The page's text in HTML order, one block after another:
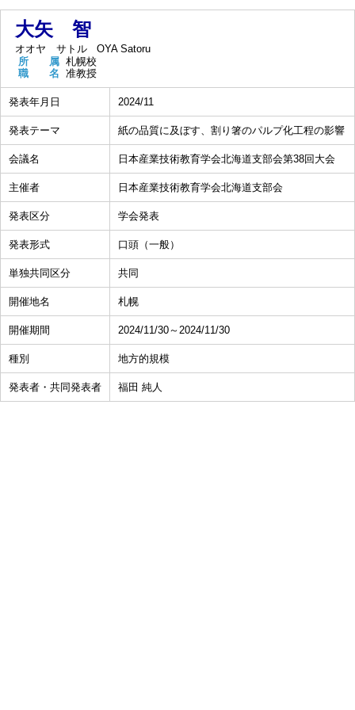
大矢 智
オオヤ サトル
OYA Satoru
所 属 札幌校
職 名 准教授
発表年月日 2024/11
発表テーマ 紙の品質に及ぼす、割り箸のパルプ化工程の影響
会議名 日本産業技術教育学会北海道支部会第38回大会
主催者 日本産業技術教育学会北海道支部会
発表区分 学会発表
発表形式 口頭（一般）
単独共同区分 共同
開催地名 札幌
開催期間 2024/11/30～2024/11/30
種別 地方的規模
発表者・共同発表者 福田 純人